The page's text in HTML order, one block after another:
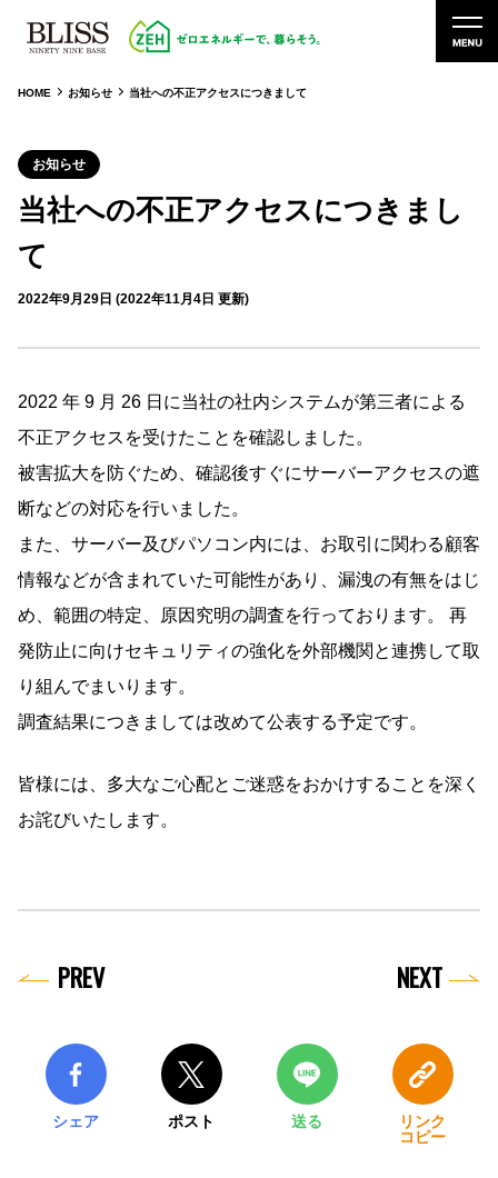
HOME お知らせ 当社への不正アクセスにつきまして
お知らせ
当社への不正アクセスにつきまし
て
2022年9月29日 (2022年11月4日 更新)
2022 年 9 月 26 日に当社の社内システムが第三者による
不正アクセスを受けたことを確認しました。
被害拡大を防ぐため、確認後すぐにサーバーアクセスの遮
断などの対応を行いました。
また、サーバー及びパソコン内には、お取引に関わる顧客
情報などが含まれていた可能性があり、漏洩の有無をはじ
め、範囲の特定、原因究明の調査を行っております。 再
発防止に向けセキュリティの強化を外部機関と連携して取
り組んでまいります。
調査結果につきましては改めて公表する予定です。
皆様には、多大なご心配とご迷惑をおかけすることを深く
お詫びいたします。
PREV NEXT
シェア ポスト 送る
リンク
コピー